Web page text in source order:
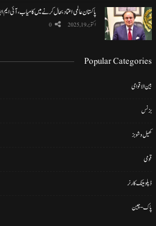
پاکستان عالمی اعتماد بحال کرنے میں کامیاب، آئی
اکتوبر 19, 2025 0
Popular Categories
بین الاقوامی
بزنس
کھیل و شوبز
قومی
ڈپلومیٹک کارنر
پاک-چین